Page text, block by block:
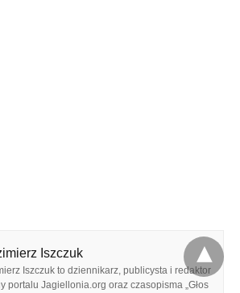
Iszczuk
Iszczuk to dziennikarz, publicysta i redaktor
portalu Jagiellonia.org oraz czasopisma „Głos